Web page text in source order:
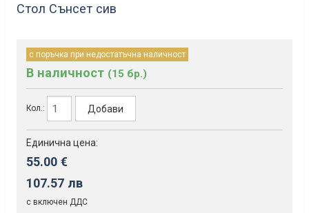
Стол Сънсет сив
с поръчка при недостатъчна наличност
В наличност (15 бр.)
Кол.: Добави
Единична цена:
55.00 €
107.57 лв
с включен ДДС